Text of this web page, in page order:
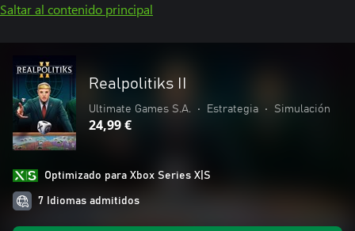
Saltar al contenido principal
Realpolitiks II
Ultimate Games S.A. • Estrategia • Simulación
24,99 €
Optimizado para Xbox Series X|S
7 Idiomas admitidos